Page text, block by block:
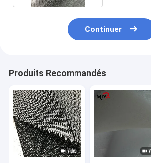
Continuer
Produits Recommandés